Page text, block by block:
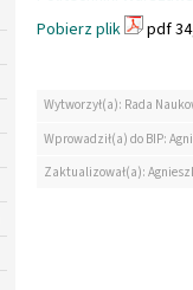
Pobierz plik
pdf
Wytworzył(a): Rada
Wprowadził(a) do BIP:
Zaktualizował(a):